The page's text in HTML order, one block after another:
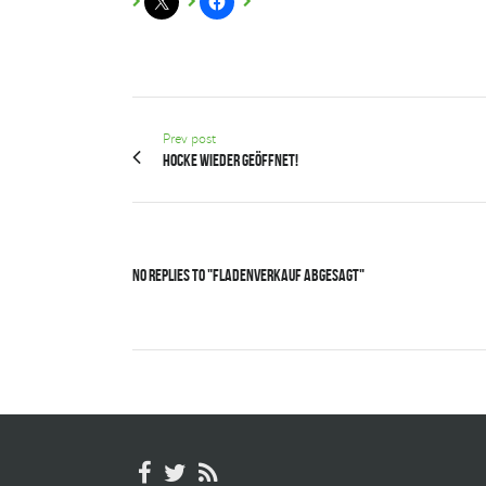
Prev post
Hocke wieder geöffnet!
No Replies to "Fladenverkauf abgesagt"